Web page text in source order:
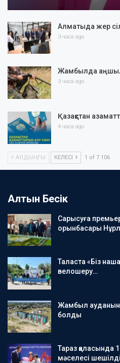
Алматыда жер
3 часа ago
Жамбылда
3 часа ago
Қазақстан
4 часа ago
АЛДЫҢҒЫ КЕЛЕСІ 1 of 7 106
Алтын Бесік
Сарысуға
орынбасары
Таласта «Біз
велошеру…
Жамбыл
болды
Тараз қаласында
мәселесі шешілді